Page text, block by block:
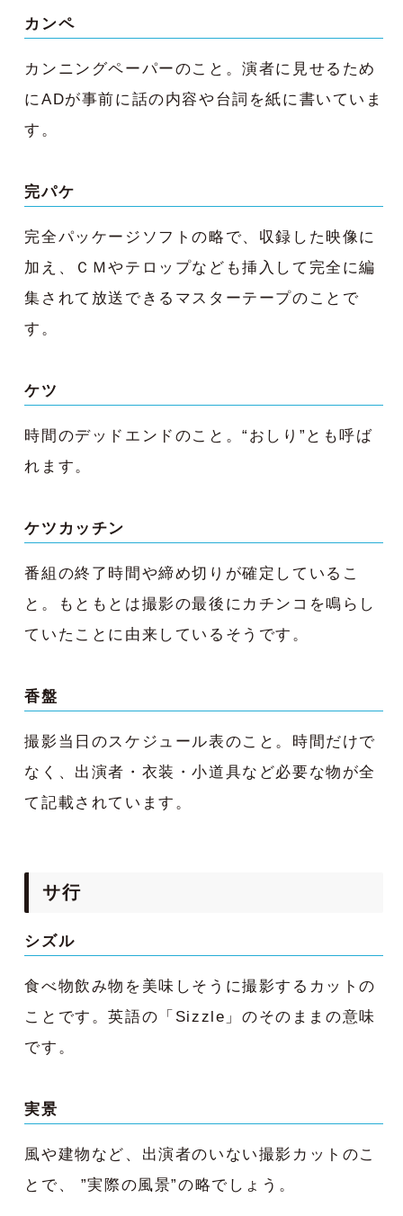
カンペ
カンニングペーパーのこと。演者に見せるため
にADが事前に話の内容や台詞を紙に書いていま
す。
完パケ
完全パッケージソフトの略で、収録した映像に
加え、ＣＭやテロップなども挿入して完全に編
集されて放送できるマスターテープのことで
す。
ケツ
時間のデッドエンドのこと。“おしり”とも呼ば
れます。
ケツカッチン
番組の終了時間や締め切りが確定しているこ
と。もともとは撮影の最後にカチンコを鳴らし
ていたことに由来しているそうです。
香盤
撮影当日のスケジュール表のこと。時間だけで
なく、出演者・衣装・小道具など必要な物が全
て記載されています。
サ行
シズル
食べ物飲み物を美味しそうに撮影するカットの
ことです。英語の「Sizzle」のそのままの意味
です。
実景
風や建物など、出演者のいない撮影カットのこ
とで、 ”実際の風景”の略でしょう。